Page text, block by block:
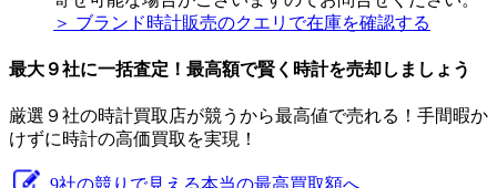
＞ ブランド時計販売のクエリで在庫を確認する
最大９社に一括査定！ 最高額で賢く時計を売却しましょう
厳選９社の時計買取店が競うから最高値で売れる！手間暇か
けずに時計の高価買取を実現！